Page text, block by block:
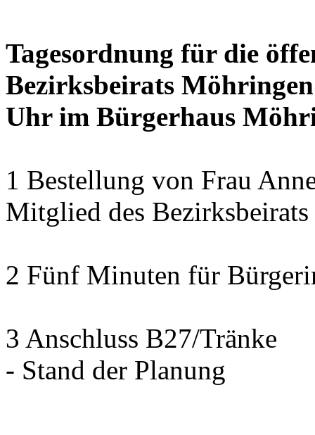
Tagesordnung für die
Bezirksbeirats
Uhr im Bürgerhaus
1 Bestellung von Frau
Mitglied des
2 Fünf Minuten für
3 Anschluss B27/Tränke
- Stand der Planung